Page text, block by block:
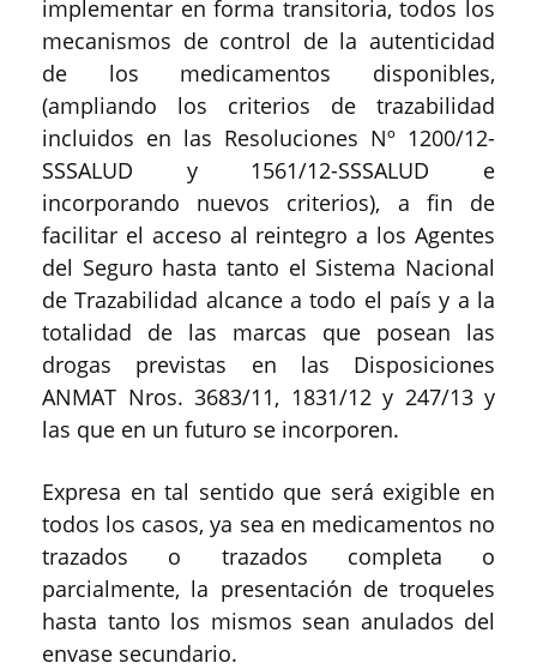
implementar en forma transitoria, todos los
mecanismos de control de la autenticidad
de los medicamentos disponibles,
(ampliando los criterios de trazabilidad
incluidos en las Resoluciones Nº 1200/12-
SSSALUD y 1561/12-SSSALUD e
incorporando nuevos criterios), a fin de
facilitar el acceso al reintegro a los Agentes
del Seguro hasta tanto el Sistema Nacional
de Trazabilidad alcance a todo el país y a la
totalidad de las marcas que posean las
drogas previstas en las Disposiciones
ANMAT Nros. 3683/11, 1831/12 y 247/13 y
las que en un futuro se incorporen.
Expresa en tal sentido que será exigible en
todos los casos, ya sea en medicamentos no
trazados o trazados completa o
parcialmente, la presentación de troqueles
hasta tanto los mismos sean anulados del
envase secundario.